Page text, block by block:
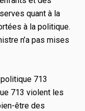
quant à la
à la politique.
n’a pas mises
713
713 violent les
être des